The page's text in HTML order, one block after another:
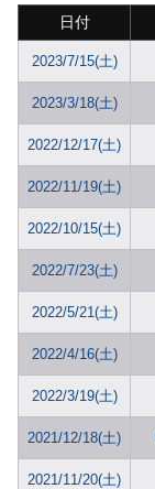
日付
2023/7/15(土)
2023/3/18(土)
2022/12/17(土)
2022/11/19(土)
2022/10/15(土)
2022/7/23(土)
2022/5/21(土)
2022/4/16(土)
2022/3/19(土)
2021/12/18(土)
2021/11/20(土)